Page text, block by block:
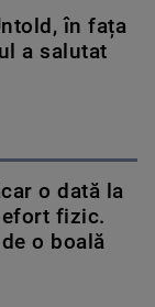
în fața
a salutat
o dată la
efort fizic.
o boală